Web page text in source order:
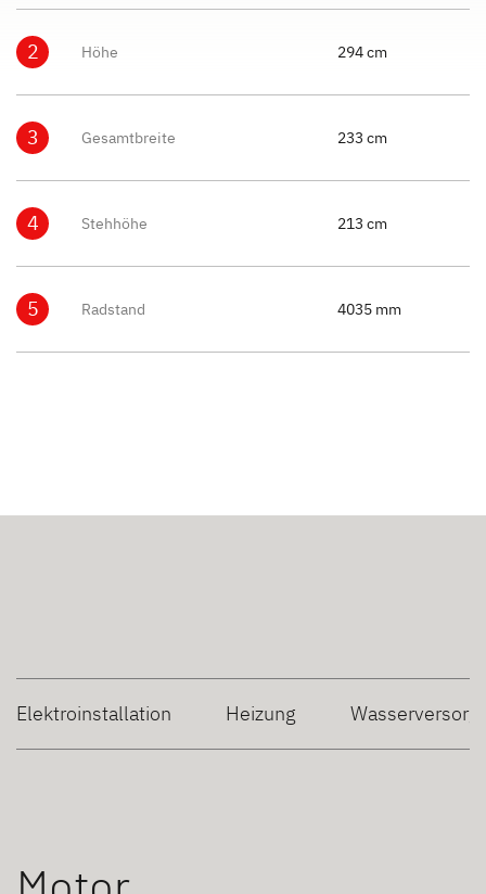
2 Höhe 294 cm
3 Gesamtbreite 233 cm
4 Stehhöhe 213 cm
5 Radstand 4035 mm
Elektroinstallation Heizung